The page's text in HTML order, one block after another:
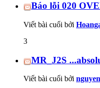
Báo lỗi 020
Viết bài cuối bởi
3
MR_J2S
Viết bài cuối bởi